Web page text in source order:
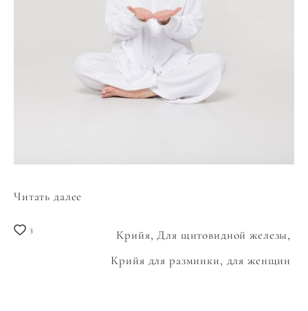
Читать далее
3 Крийя, Для щитовидной железы,
Крийя для разминки, для женщин